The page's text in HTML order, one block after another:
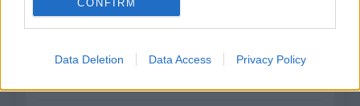
CONFIRM
Data Deletion Data Access Privacy Policy
jún 2022